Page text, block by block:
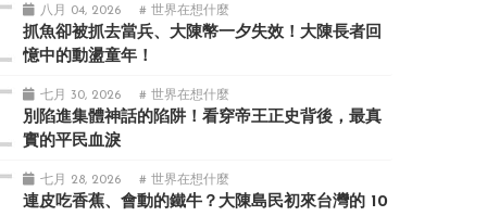
八月 04, 2026 # 世界在想什麼
抓魚卻被抓去當兵、大陳幣一夕失效！大陳長者回
憶中的動盪童年！
七月 30, 2026 # 世界在想什麼
別陷進集體神話的陷阱！看穿帝王正史背後，最真
實的平民血淚
七月 28, 2026 # 世界在想什麼
連皮吃香蕉、會動的鐵牛？大陳島民初來台灣的 10